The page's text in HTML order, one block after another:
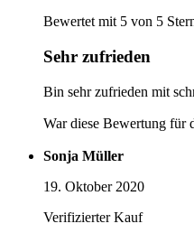
Bewertet mit 5 von 5
Sehr zufrieden
Bin sehr zufrieden mit
War diese Bewertung für
Sonja Müller
19. Oktober 2020
Verifizierter Kauf